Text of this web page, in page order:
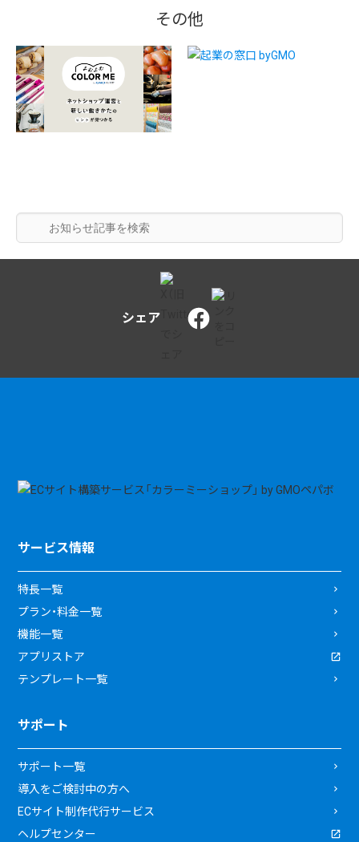
その他
シェア
サービス情報
特長一覧
プラン・料金一覧
機能一覧
アプリストア
テンプレート一覧
サポート
サポート一覧
導入をご検討中の方へ
ECサイト制作代行サービス
ヘルプセンター